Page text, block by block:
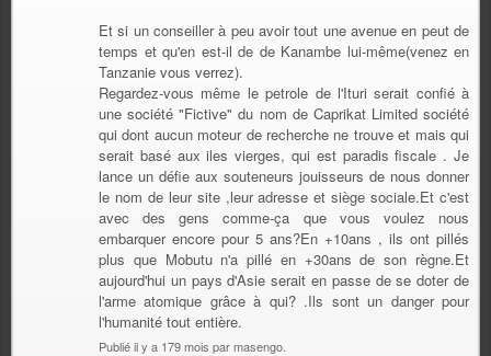
Et si un conseiller à peu avoir tout une avenue en peut de
temps et qu'en est-il de de Kanambe lui-même(venez en
Tanzanie vous verrez).
Regardez-vous même le petrole de l'Ituri serait confié à
une société "Fictive" du nom de Caprikat Limited société
qui dont aucun moteur de recherche ne trouve et mais qui
serait basé aux iles vierges, qui est paradis fiscale . Je
lance un défie aux souteneurs jouisseurs de nous donner
le nom de leur site ,leur adresse et siège sociale.Et c'est
avec des gens comme-ça que vous voulez nous
embarquer encore pour 5 ans?En +10ans , ils ont pillés
plus que Mobutu n'a pillé en +30ans de son règne.Et
aujourd'hui un pays d'Asie serait en passe de se doter de
l'arme atomique grâce à qui? .Ils sont un danger pour
l'humanité tout entière.
Publié il y a 179 mois par masengo.